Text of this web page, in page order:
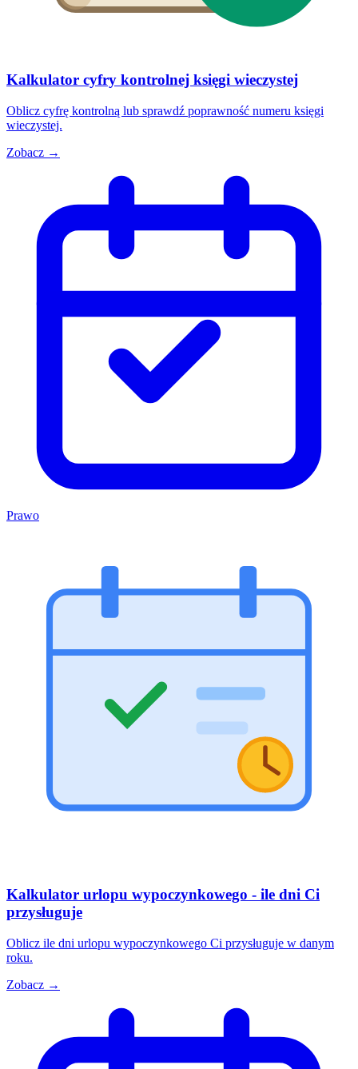
Kalkulator cyfry kontrolnej księgi wieczystej
Oblicz cyfrę kontrolną lub sprawdź poprawność numeru księgi
wieczystej.
Zobacz →
Prawo
Kalkulator urlopu wypoczynkowego - ile dni Ci
przysługuje
Oblicz ile dni urlopu wypoczynkowego Ci przysługuje w danym
roku.
Zobacz →